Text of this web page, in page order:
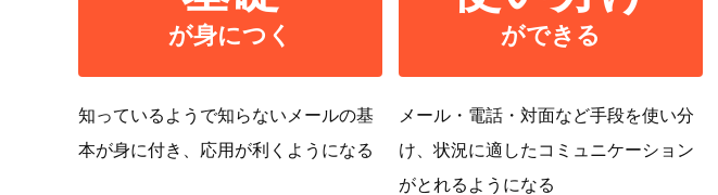
が身につく
知っているようで知らないメールの基
本が身に付き、応用が利くようになる
ができる
メール・電話・対面など手段を使い分
け、状況に適したコミュニケーション
がとれるようになる